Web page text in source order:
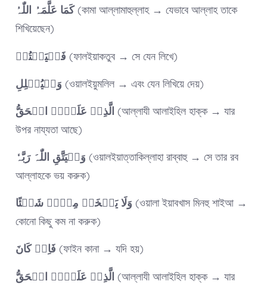
کَمَا عَلَّمَہُ اللّٰہُ(কামা আল্লামাহুল্লাহ → যেভাবে আল্লাহ তাকে
শিখিয়েছেন)
فَلۡیَکۡتُبۡ (ফালইয়াকতুব → সে যেন লিখে)
وَلۡیُمۡلِلِ (ওয়ালইয়ুমলিল → এবং যেন লিখিয়ে দেয়)
الَّذِیۡ عَلَیۡہِ الۡحَقُّ (আল্লাযী আলাইহিল হাক্ক → যার
উপর নায্যতা আছে)
وَلۡیَتَّقِ اللّٰہَ رَبَّہٗ (ওয়ালইয়াত্তাকিল্লাহা রাব্বাহু → সে তার রব
আল্লাহকে ভয় করুক)
وَلَا یَبۡخَسۡ مِنۡہُ شَیۡئًا (ওয়ালা ইয়াবখাস মিনহু শাইআ →
কোনো কিছু কম না করুক)
فَاِنۡ کَانَ (ফাইন কানা → যদি হয়)
الَّذِیۡ عَلَیۡہِ الۡحَقُّ (আল্লাযী আলাইহিল হাক্ক → যার